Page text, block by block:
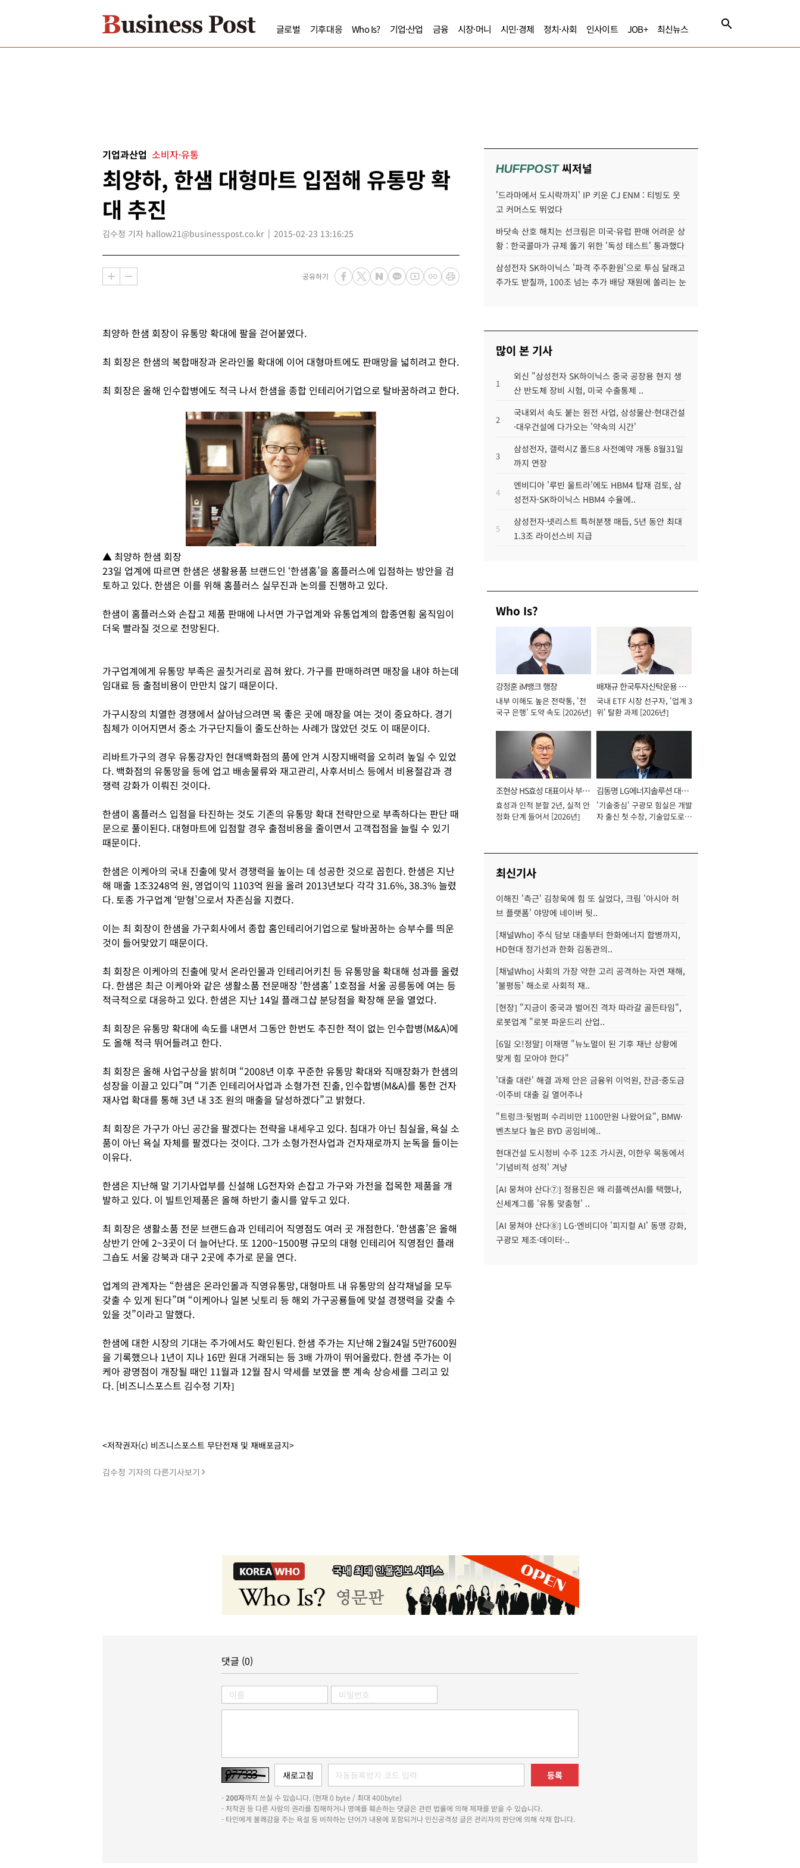
글로벌 기후대응 Who Is? 기업·산업 금융 시장·머니 시민·경제 정치·사회 인사이트 JOB+ 최신뉴스
기업과산업 소비자·유통
최양하, 한샘 대형마트 입점해 유통망 확
대 추진
김수정 기자 hallow21@businesspost.co.kr 2015-02-23 13:16:25
공유하기
최양하 한샘 회장이 유통망 확대에 팔을 걷어붙였다.
최 회장은 한샘의 복합매장과 온라인몰 확대에 이어 대형마트에도 판매망을 넓히려고 한다.
최 회장은 올해 인수합병에도 적극 나서 한샘을 종합 인테리어기업으로 탈바꿈하려고 한다.
▲ 최양하 한샘 회장
23일 업계에 따르면 한샘은 생활용품 브랜드인 ‘한샘홈’을 홈플러스에 입점하는 방안을 검
토하고 있다. 한샘은 이를 위해 홈플러스 실무진과 논의를 진행하고 있다.
한샘이 홈플러스와 손잡고 제품 판매에 나서면 가구업계와 유통업계의 합종연횡 움직임이
더욱 빨라질 것으로 전망된다.
가구업계에게 유통망 부족은 골칫거리로 꼽혀 왔다. 가구를 판매하려면 매장을 내야 하는데
임대료 등 출점비용이 만만치 않기 때문이다.
가구시장의 치열한 경쟁에서 살아남으려면 목 좋은 곳에 매장을 여는 것이 중요하다. 경기
침체가 이어지면서 중소 가구단지들이 줄도산하는 사례가 많았던 것도 이 때문이다.
리바트가구의 경우 유통강자인 현대백화점의 품에 안겨 시장지배력을 오히려 높일 수 있었
다. 백화점의 유통망을 등에 업고 배송물류와 재고관리, 사후서비스 등에서 비용절감과 경
쟁력 강화가 이뤄진 것이다.
한샘이 홈플러스 입점을 타진하는 것도 기존의 유통망 확대 전략만으로 부족하다는 판단 때
문으로 풀이된다. 대형마트에 입점할 경우 출점비용을 줄이면서 고객접점을 늘릴 수 있기
때문이다.
한샘은 이케아의 국내 진출에 맞서 경쟁력을 높이는 데 성공한 것으로 꼽힌다. 한샘은 지난
해 매출 1조3248억 원, 영업이익 1103억 원을 올려 2013년보다 각각 31.6%, 38.3% 늘렸
다. 토종 가구업계 ‘맏형’으로서 자존심을 지켰다.
이는 최 회장이 한샘을 가구회사에서 종합 홈인테리어기업으로 탈바꿈하는 승부수를 띄운
것이 들어맞았기 때문이다.
최 회장은 이케아의 진출에 맞서 온라인몰과 인테리어키친 등 유통망을 확대해 성과를 올렸
다. 한샘은 최근 이케아와 같은 생활소품 전문매장 ‘한샘홈’ 1호점을 서울 공릉동에 여는 등
적극적으로 대응하고 있다. 한샘은 지난 14일 플래그샵 분당점을 확장해 문을 열었다.
최 회장은 유통망 확대에 속도를 내면서 그동안 한번도 추진한 적이 없는 인수합병(M&A)에
도 올해 적극 뛰어들려고 한다.
최 회장은 올해 사업구상을 밝히며 “2008년 이후 꾸준한 유통망 확대와 직매장화가 한샘의
성장을 이끌고 있다”며 “기존 인테리어사업과 소형가전 진출, 인수합병(M&A)를 통한 건자
재사업 확대를 통해 3년 내 3조 원의 매출을 달성하겠다”고 밝혔다.
최 회장은 가구가 아닌 공간을 팔겠다는 전략을 내세우고 있다. 침대가 아닌 침실을, 욕실 소
품이 아닌 욕실 자체를 팔겠다는 것이다. 그가 소형가전사업과 건자재로까지 눈독을 들이는
이유다.
한샘은 지난해 말 기기사업부를 신설해 LG전자와 손잡고 가구와 가전을 접목한 제품을 개
발하고 있다. 이 빌트인제품은 올해 하반기 출시를 앞두고 있다.
최 회장은 생활소품 전문 브랜드숍과 인테리어 직영점도 여러 곳 개점한다. ‘한샘홈’은 올해
상반기 안에 2~3곳이 더 늘어난다. 또 1200~1500평 규모의 대형 인테리어 직영점인 플래
그숍도 서울 강북과 대구 2곳에 추가로 문을 연다.
업계의 관계자는 “한샘은 온라인몰과 직영유통망, 대형마트 내 유통망의 삼각채널을 모두
갖출 수 있게 된다”며 “이케아나 일본 닛토리 등 해외 가구공룡들에 맞설 경쟁력을 갖출 수
있을 것”이라고 말했다.
한샘에 대한 시장의 기대는 주가에서도 확인된다. 한샘 주가는 지난해 2월24일 5만7600원
을 기록했으나 1년이 지나 16만 원대 거래되는 등 3배 가까이 뛰어올랐다. 한샘 주가는 이
케아 광명점이 개장될 때인 11월과 12월 잠시 약세를 보였을 뿐 계속 상승세를 그리고 있
다. [비즈니스포스트 김수정 기자]
<저작권자(c) 비즈니스포스트 무단전재 및 재배포금지>
김수정 기자의 다른기사보기
HUFFPOST씨저널
'드라마에서 도시락까지' IP 키운 CJ ENM : 티빙도 웃
고 커머스도 뛰었다
바닷속 산호 해치는 선크림은 미국·유럽 판매 어려운 상
황 : 한국콜마가 규제 뚫기 위한 '독성 테스트' 통과했다
삼성전자 SK하이닉스 '파격 주주환원'으로 투심 달래고
주가도 받칠까, 100조 넘는 추가 배당 재원에 쏠리는 눈
많이 본 기사
1
외신 "삼성전자 SK하이닉스 중국 공장용 현지 생
산 반도체 장비 시험, 미국 수출통제 ..
2
국내외서 속도 붙는 원전 사업, 삼성물산·현대건설
·대우건설에 다가오는 '약속의 시간'
3
삼성전자, 갤럭시Z 폴드8 사전예약 개통 8월31일
까지 연장
4
엔비디아 '루빈 울트라'에도 HBM4 탑재 검토, 삼
성전자·SK하이닉스 HBM4 수율에..
5
삼성전자·넷리스트 특허분쟁 매듭, 5년 동안 최대
1.3조 라이선스비 지급
Who Is?
강정훈 iM뱅크 행장
내부 이해도 높은 전략통, '전
국구 은행' 도약 속도 [2026년]
배재규 한국투자신탁운용 대
표이사 사장
국내 ETF 시장 선구자, '업계 3
위' 탈환 과제 [2026년]
조현상 HS효성 대표이사 부회
장
효성과 인적 분할 2년, 실적 안
정화 단계 들어서 [2026년]
김동명 LG에너지솔루션 대표
이사 사장
'기술중심' 구광모 힘실은 개발
자 출신 첫 수장, 기술압도로
최신기사
이해진 '측근' 김창욱에 힘 또 실었다, 크림 '아시아 허
브 플랫폼' 야망에 네이버 뒷..
[채널Who] 주식 담보 대출부터 한화에너지 합병까지,
HD현대 정기선과 한화 김동관의..
[채널Who] 사회의 가장 약한 고리 공격하는 자연 재해,
'불평등' 해소로 사회적 재..
[현장] "지금이 중국과 벌어진 격차 따라갈 골든타임",
로봇업계 "로봇 파운드리 산업..
[6일 오!정말] 이재명 "뉴노멀이 된 기후 재난 상황에
맞게 힘 모아야 한다"
'대출 대란' 해결 과제 안은 금융위 이억원, 잔금·중도금
·이주비 대출 길 열어주나
"트렁크·뒷범퍼 수리비만 1100만원 나왔어요", BMW·
벤츠보다 높은 BYD 공임비에..
현대건설 도시정비 수주 12조 가시권, 이한우 목동에서
'기념비적 성적' 겨냥
[AI 뭉쳐야 산다⑦] 정용진은 왜 리플렉션AI를 택했나,
신세계그룹 '유통 맞춤형' ..
[AI 뭉쳐야 산다⑧] LG·엔비디아 '피지컬 AI' 동맹 강화,
구광모 제조·데이터·..
댓글 (0)
등록
-200자까지 쓰실 수 있습니다. (현재 0 byte / 최대 400byte)
- 저작권 등 다른 사람의 권리를 침해하거나 명예를 훼손하는 댓글은 관련 법률에 의해 제재를 받을 수 있습니다.
- 타인에게 불쾌감을 주는 욕설 등 비하하는 단어가 내용에 포함되거나 인신공격성 글은 관리자의 판단에 의해 삭제 합니다.